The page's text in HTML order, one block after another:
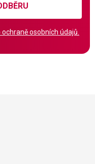
osobních údajů.